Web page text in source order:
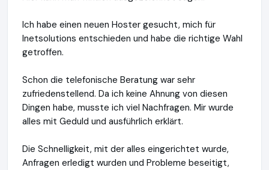
Ich habe einen neuen Hoster gesucht, mich für
Inetsolutions entschieden und habe die richtige Wahl
getroffen.
Schon die telefonische Beratung war sehr
zufriedenstellend. Da ich keine Ahnung von diesen
Dingen habe, musste ich viel Nachfragen. Mir wurde
alles mit Geduld und ausführlich erklärt.
Die Schnelligkeit, mit der alles eingerichtet wurde,
Anfragen erledigt wurden und Probleme beseitigt,